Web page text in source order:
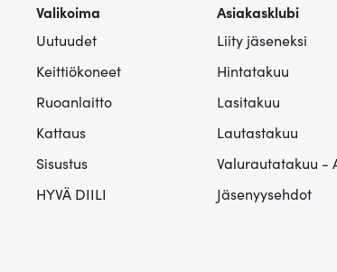
Valikoima
Uutuudet
Keittiökoneet
Ruoanlaitto
Kattaus
Sisustus
HYVÄ DIILI
Asiakasklubi
Liity jäseneksi
Hintatakuu
Lasitakuu
Lautastakuu
Valurautatakuu -
Jäsenyysehdot